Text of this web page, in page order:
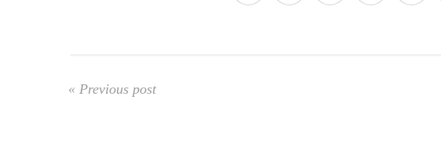
« Previous post